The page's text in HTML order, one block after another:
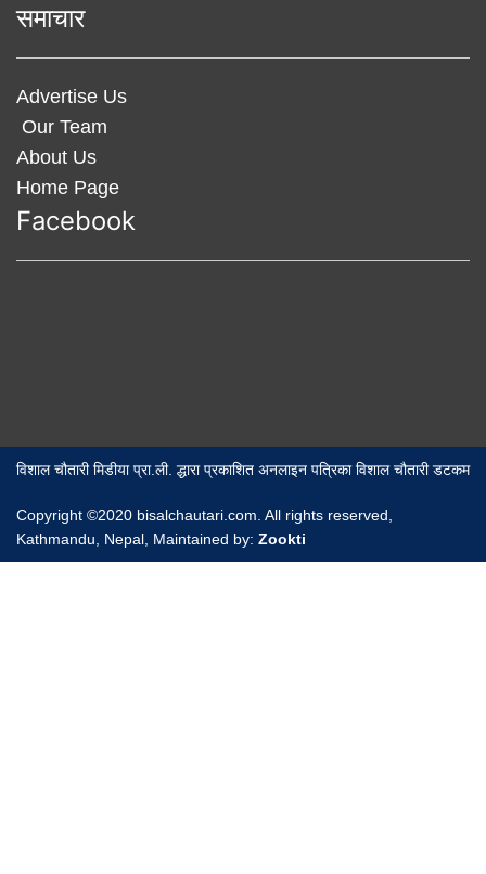
समाचार
Advertise Us
Our Team
About Us
Home Page
Facebook
विशाल चौतारी मिडीया प्रा.ली. द्धारा प्रकाशित अनलाइन पत्रिका विशाल चौतारी डटकम
Copyright ©2020 bisalchautari.com. All rights reserved,
Kathmandu, Nepal, Maintained by: Zookti